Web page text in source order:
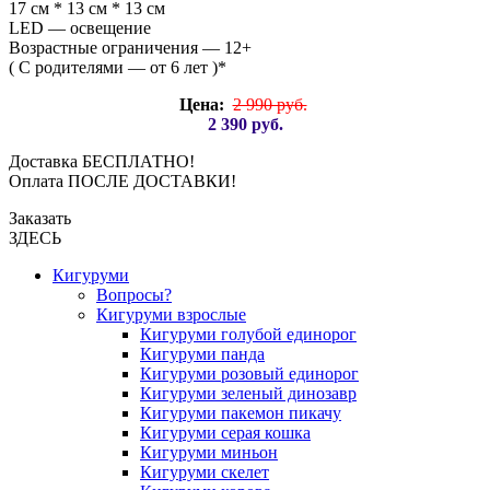
17 см * 13 см * 13 см
LED — освещение
Возрастные ограничения — 12+
( С родителями — от 6 лет )*
Цена: 2 990 руб.
2 390 руб.
Доставка БЕСПЛАТНО!
Оплата ПОСЛЕ ДОСТАВКИ!
Заказать
ЗДЕСЬ
Кигуруми
Вопросы?
Кигуруми взрослые
Кигуруми голубой единорог
Кигуруми панда
Кигуруми розовый единорог
Кигуруми зеленый динозавр
Кигуруми пакемон пикачу
Кигуруми серая кошка
Кигуруми миньон
Кигуруми скелет